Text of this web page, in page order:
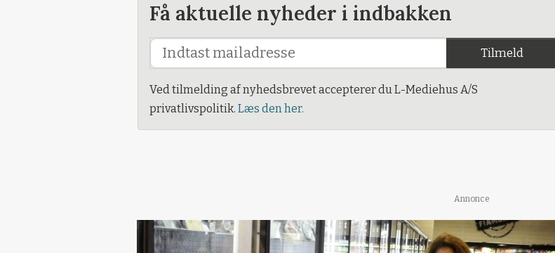
Få aktuelle nyheder i indbakken
Tilmeld
Ved tilmelding af nyhedsbrevet accepterer du L-Mediehus A/S
privatlivspolitik. Læs den her.
Annonce